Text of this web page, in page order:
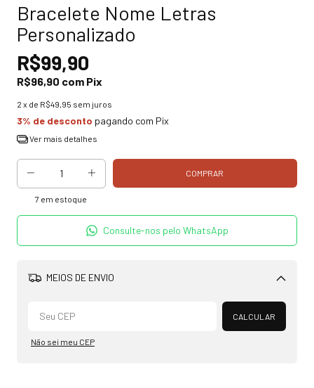
Bracelete Nome Letras
Personalizado
R$99,90
R$96,90 com Pix
2 x de R$49,95 sem juros
3% de desconto pagando com Pix
Ver mais detalhes
7 em estoque
Consulte-nos pelo WhatsApp
MEIOS DE ENVIO
Alterar CEP
CALCULAR
Não sei meu CEP